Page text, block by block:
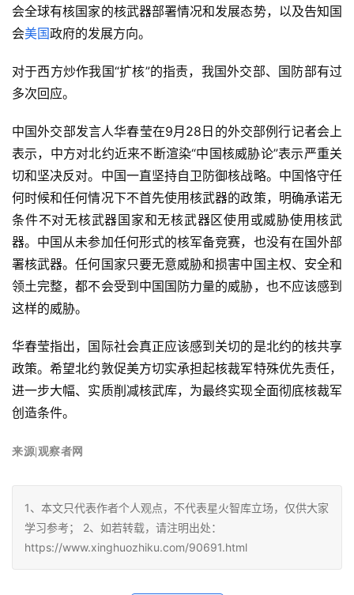
会全球有核国家的核武器部署情况和发展态势，以及告知国
会美国政府的发展方向。
对于西方炒作我国“扩核”的指责，我国外交部、国防部有过
多次回应。
中国外交部发言人华春莹在9月28日的外交部例行记者会上
表示，中方对北约近来不断渲染“中国核威胁论”表示严重关
切和坚决反对。中国一直坚持自卫防御核战略。中国恪守任
何时候和任何情况下不首先使用核武器的政策，明确承诺无
条件不对无核武器国家和无核武器区使用或威胁使用核武
器。中国从未参加任何形式的核军备竞赛，也没有在国外部
署核武器。任何国家只要无意威胁和损害中国主权、安全和
领土完整，都不会受到中国国防力量的威胁，也不应该感到
这样的威胁。
华春莹指出，国际社会真正应该感到关切的是北约的核共享
政策。希望北约敦促美方切实承担起核裁军特殊优先责任，
进一步大幅、实质削减核武库，为最终实现全面彻底核裁军
创造条件。
来源|观察者网
1、本文只代表作者个人观点，不代表星火智库立场，仅供大家
学习参考； 2、如若转载，请注明出处：
https://www.xinghuozhiku.com/90691.html